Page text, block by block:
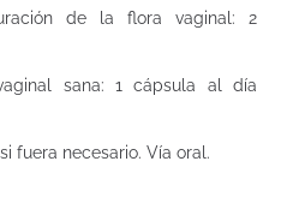
de la flora vaginal: 2
sana: 1 cápsula al día
fuera necesario. Vía oral.